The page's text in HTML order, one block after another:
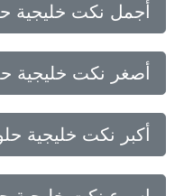
أجمل نكت خليجية
أصغر نكت خليجية
أكبر نكت خليجية حلوه